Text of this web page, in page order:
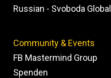
Russian - Svoboda Global
Community & Events
FB Mastermind Group
Spenden